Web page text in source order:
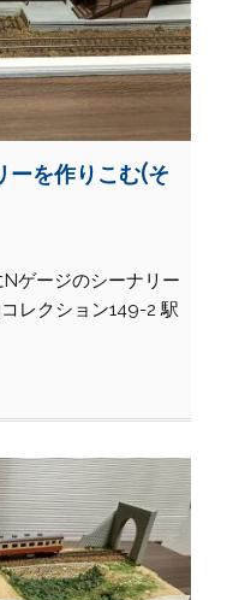
ーを作りこむ(そ
ゲージのシーナリー
レクション149-2 駅